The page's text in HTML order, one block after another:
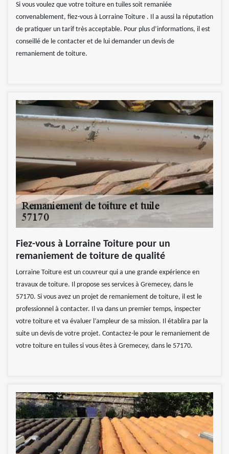
Si vous voulez que votre toiture en tuiles soit remaniée
convenablement, fiez-vous à Lorraine Toiture . Il a aussi la réputation
de pratiquer un tarif très acceptable. Pour plus d’informations, il est
conseillé de le contacter et de lui demander un devis de
remaniement de toiture.
Fiez-vous à Lorraine Toiture pour un
remaniement de toiture de qualité
Lorraine Toiture est un couvreur qui a une grande expérience en
travaux de toiture. Il propose ses services à Gremecey, dans le
57170. Si vous avez un projet de remaniement de toiture, il est le
professionnel à contacter. Il va dans un premier temps, inspecter
votre toiture et va évaluer l’ampleur de sa mission. Il établira par la
suite un devis de votre projet. Contactez-le pour le remaniement de
votre toiture en tuiles si vous êtes à Gremecey, dans le 57170.